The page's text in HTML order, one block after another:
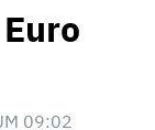
09:02